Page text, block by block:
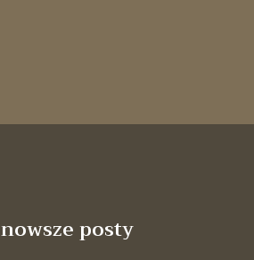
posty